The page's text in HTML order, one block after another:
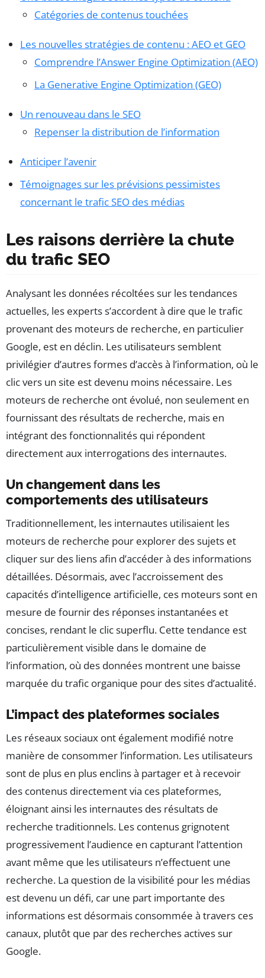
Catégories de contenus touchées
Les nouvelles stratégies de contenu : AEO et GEO
Comprendre l’Answer Engine Optimization (AEO)
La Generative Engine Optimization (GEO)
Un renouveau dans le SEO
Repenser la distribution de l’information
Anticiper l’avenir
Témoignages sur les prévisions pessimistes
concernant le trafic SEO des médias
Les raisons derrière la chute
du trafic SEO
Analysant les données récoltées sur les tendances
actuelles, les experts s’accordent à dire que le trafic
provenant des moteurs de recherche, en particulier
Google, est en déclin. Les utilisateurs semblent
privilégier d’autres formes d’accès à l’information, où le
clic vers un site est devenu moins nécessaire. Les
moteurs de recherche ont évolué, non seulement en
fournissant des résultats de recherche, mais en
intégrant des fonctionnalités qui répondent
directement aux interrogations des internautes.
Un changement dans les
comportements des utilisateurs
Traditionnellement, les internautes utilisaient les
moteurs de recherche pour explorer des sujets et
cliquer sur des liens afin d’accéder à des informations
détaillées. Désormais, avec l’accroissement des
capacités d’intelligence artificielle, ces moteurs sont en
mesure de fournir des réponses instantanées et
concises, rendant le clic superflu. Cette tendance est
particulièrement visible dans le domaine de
l’information, où des données montrent une baisse
marquée du trafic organique pour des sites d’actualité.
L’impact des plateformes sociales
Les réseaux sociaux ont également modifié notre
manière de consommer l’information. Les utilisateurs
sont de plus en plus enclins à partager et à recevoir
des contenus directement via ces plateformes,
éloignant ainsi les internautes des résultats de
recherche traditionnels. Les contenus grignotent
progressivement l’audience en capturant l’attention
avant même que les utilisateurs n’effectuent une
recherche. La question de la visibilité pour les médias
est devenu un défi, car une part importante des
informations est désormais consommée à travers ces
canaux, plutôt que par des recherches actives sur
Google.